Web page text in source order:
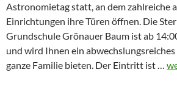
Astronomietag statt, an dem zahlreiche
Einrichtungen ihre Türen öffnen. Die
Grundschule Grönauer Baum ist ab
und wird Ihnen ein
ganze Familie bieten. Der Eintritt ist …